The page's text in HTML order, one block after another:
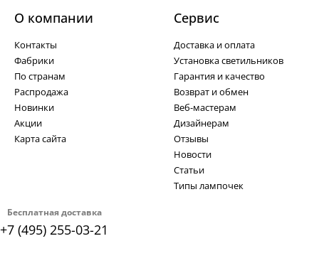
Бесплатная доставка
+7 (495) 255-03-21
О компании
Контакты
Фабрики
По странам
Распродажа
Новинки
Акции
Карта сайта
Cервис
Доставка и оплата
Установка светильников
Гарантия и качество
Возврат и обмен
Веб-мастерам
Дизайнерам
Отзывы
Новости
Статьи
Типы лампочек